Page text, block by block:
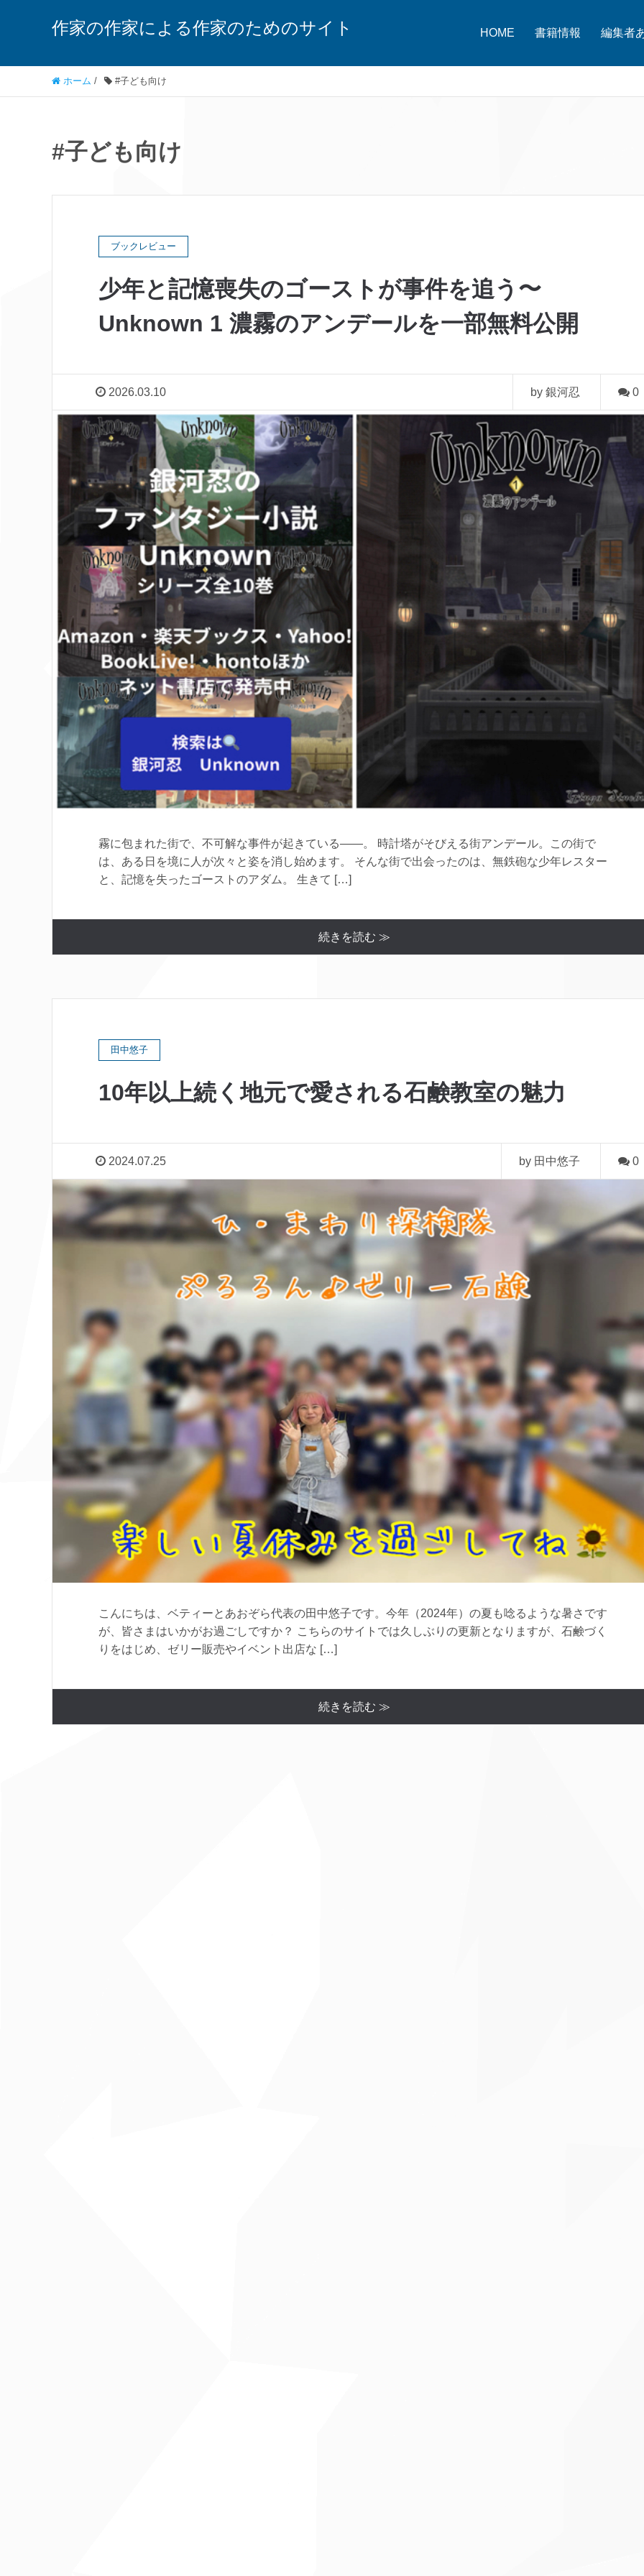
作家の作家による作家のためのサイト HOME 書籍情報 編集者
ホーム / #子ども向け
#子ども向け
ブックレビュー
少年と記憶喪失のゴーストが事件を追う〜
Unknown 1 濃霧のアンデールを一部無料公開
2026.03.10 by 銀河忍 0
霧に包まれた街で、不可解な事件が起きている――。 時計塔がそびえる街アンデール。この街で
は、ある日を境に人が次々と姿を消し始めます。 そんな街で出会ったのは、無鉄砲な少年レスター
と、記憶を失ったゴーストのアダム。 生きて […]
続きを読む ≫
田中悠子
10年以上続く地元で愛される石鹸教室の魅力
2024.07.25 by 田中悠子 0
こんにちは、ベティーとあおぞら代表の田中悠子です。今年（2024年）の夏も唸るような暑さです
が、皆さまはいかがお過ごしですか？ こちらのサイトでは久しぶりの更新となりますが、石鹸づく
りをはじめ、ゼリー販売やイベント出店な […]
続きを読む ≫